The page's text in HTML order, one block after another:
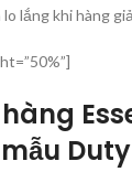
lắng khi hàng